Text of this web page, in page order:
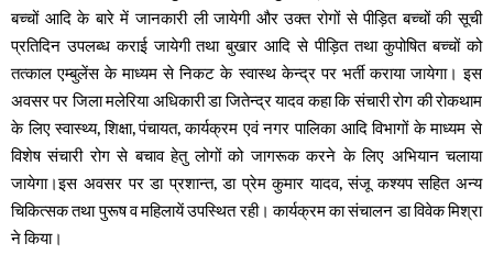
बच्चों आदि के बारे में जानकारी ली जायेगी और उक्त रोगों से पीड़ित बच्चों की सूची
प्रतिदिन उपलब्ध कराई जायेगी तथा बुखार आदि से पीड़ित तथा कुपोषित बच्चों को
तत्काल एम्बुलेंस के माध्यम से निकट के स्वास्थ केन्द्र पर भर्ती कराया जायेगा। इस
अवसर पर जिला मलेरिया अधिकारी डा जितेन्द्र यादव कहा कि संचारी रोग की रोकथाम
के लिए स्वास्थ्य, शिक्षा, पंचायत, कार्यक्रम एवं नगर पालिका आदि विभागों के माध्यम से
विशेष संचारी रोग से बचाव हेतु लोगों को जागरूक करने के लिए अभियान चलाया
जायेगा।इस अवसर पर डा प्रशान्त, डा प्रेम कुमार यादव, संजू कश्यप सहित अन्य
चिकित्सक तथा पुरूष व महिलायें उपस्थित रही। कार्यक्रम का संचालन डा विवेक मिश्रा
ने किया।